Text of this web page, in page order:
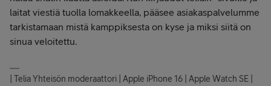
laitat viestiä tuolla lomakkeella, pääsee asiakaspalvelumme
tarkistamaan mistä kamppiksesta on kyse ja miksi siitä on
sinua veloitettu.
| Telia Yhteisön moderaattori | Apple iPhone 16 | Apple Watch SE |